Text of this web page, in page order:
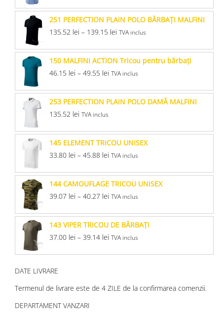
251 PERFECTION PLAIN POLO BĂRBAŢI MALFINI
135.52 lei – 139.15 lei TVA inclus
150 MALFINI ACTION Tricou pentru bărbaţi
46.15 lei – 49.55 lei TVA inclus
253 PERFECTION PLAIN POLO DAMĂ MALFINI
135.52 lei TVA inclus
145 ELEMENT TRICOU UNISEX
33.80 lei – 45.88 lei TVA inclus
144 CAMOUFLAGE TRICOU UNISEX
39.07 lei – 40.27 lei TVA inclus
143 VIPER TRICOU DE BĂRBAŢI
37.00 lei – 39.14 lei TVA inclus
DATE LIVRARE
Termenul de livrare este de 4 ZILE de la confirmarea comenzii.
DEPARTAMENT VANZARI